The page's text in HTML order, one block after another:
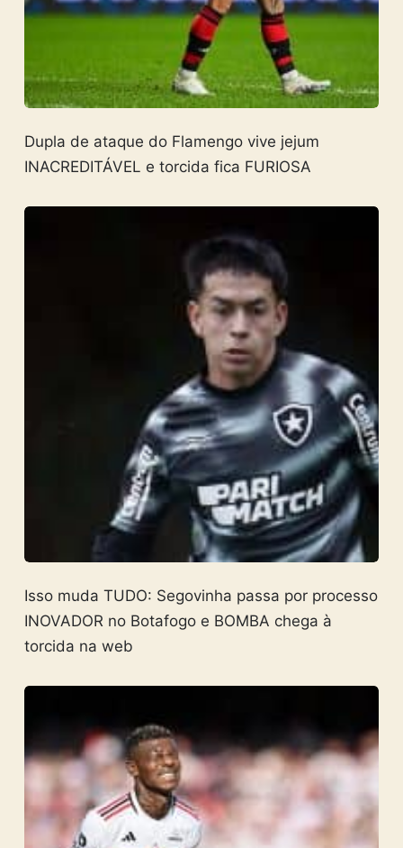
Dupla de ataque do Flamengo vive jejum
INACREDITÁVEL e torcida fica FURIOSA
Isso muda TUDO: Segovinha passa por processo
INOVADOR no Botafogo e BOMBA chega à
torcida na web